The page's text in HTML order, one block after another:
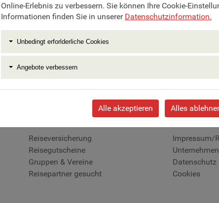
als Newsletter
Reiseversicherung
Reisegutscheine
Gruppen & Vereine
Reisepartner gesucht
Information
Impressum/
Unternehmen
Datenschutz
Cookies
Online-Erlebnis zu verbessern. Sie können Ihre Cookie-
Informationen finden Sie in unserer Datenschutzinformation.
Unbedingt erforlderliche Cookies
Angebote verbessern
Alle akzeptieren Alles